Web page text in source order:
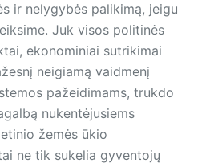
ir nelygybės palikimą, jeigu
Juk visos politinės
ekonominiai sutrikimai
neigiamą vaidmenį
pažeidimams, trukdo
nukentėjusiems
žemės ūkio
ne tik sukelia gyventojų